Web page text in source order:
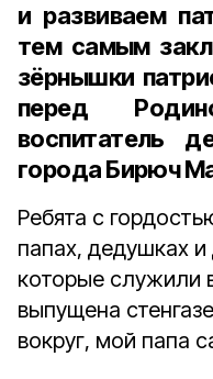
и развиваем
тем самым
зёрнышки
перед
воспитатель
города Бирюч
Ребята с
папах, дедушках и
которые служили
выпущена
вокруг, мой папа